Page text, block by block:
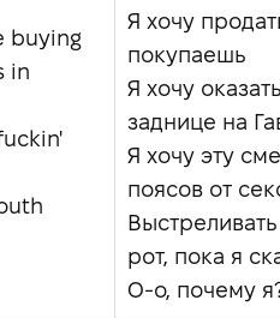
buying
in
Я хочу
покупаешь
Я хочу
заднице на
Я хочу эту
поясов от
рот, пока я
О-о, почему